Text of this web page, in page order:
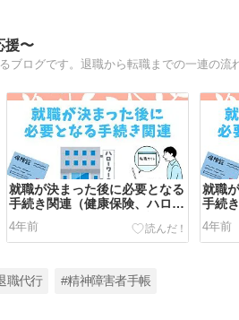
援〜
ブログです。退職から転職までの一連の流
就職が決まった後に必要となる
手続き関連（健康保険、ハロー
ワーク等）を網羅的に解説
4年前
就職
手続
ワー
4年前
職代行 #精神障害者手帳